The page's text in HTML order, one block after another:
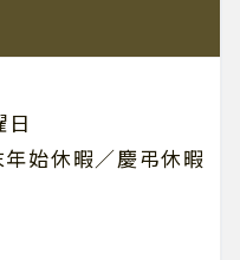
日
始休暇／慶弔休暇